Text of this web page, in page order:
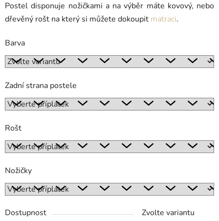
Postel disponuje nožičkami a na výběr máte kovový, nebo
dřevěný rošt na který si můžete dokoupit matraci.
Barva
Zadní strana postele
Rošt
Nožičky
Dostupnost
Zvolte variantu